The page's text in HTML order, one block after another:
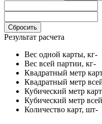
Сбросить
Результат расчета
Вес одной карты, кг-
Вес всей партии, кг-
Квадратный метр
Квадратный метр
Кубический метр
Кубический метр
Количество карт, шт-